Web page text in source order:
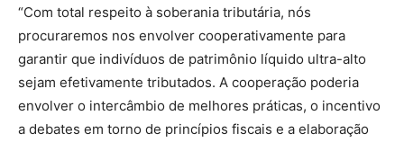
“Com total respeito à soberania tributária, nós
procuraremos nos envolver cooperativamente para
garantir que indivíduos de patrimônio líquido ultra-alto
sejam efetivamente tributados. A cooperação poderia
envolver o intercâmbio de melhores práticas, o incentivo
a debates em torno de princípios fiscais e a elaboração